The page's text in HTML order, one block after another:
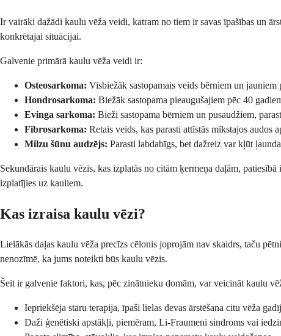
Ir vairāki dažādi kaulu vēža veidi, katram no tiem ir savas īpašības un
konkrētajai situācijai.
Galvenie primārā kaulu vēža veidi ir:
Osteosarkoma: Visbiežāk sastopamais veids bērniem un
Hondrosarkoma: Biežāk sastopama pieaugušajiem pēc 40
Evinga sarkoma: Bieži sastopama bērniem un pusaudžiem,
Fibrosarkoma: Retais veids, kas parasti attīstās mīkstajos audos
Milzu šūnu audzējs: Parasti labdabīgs, bet dažreiz var kļūt
Sekundārais kaulu vēzis, kas izplatās no citām ķermeņa daļām,
izplatījies uz kauliem.
Kas izraisa kaulu vēzi?
Lielākās daļas kaulu vēža precīzs cēlonis joprojām nav skaidrs, taču
nenozīmē, ka jums noteikti būs kaulu vēzis.
Šeit ir galvenie faktori, kas, pēc zinātnieku domām, var veicināt kaulu
Iepriekšēja staru terapija, īpaši lielas devas ārstēšana citu vēža
Daži ģenētiski apstākļi, piemēram, Li-Fraumeni sindroms vai